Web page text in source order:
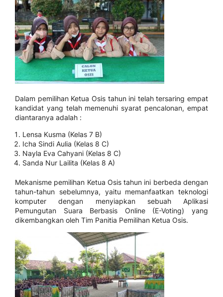
Dalam pemilihan Ketua Osis tahun ini telah tersaring empat
kandidat yang telah memenuhi syarat pencalonan, empat
diantaranya adalah :
Lensa Kusma (Kelas 7 B)
Icha Sindi Aulia (Kelas 8 C)
Nayla Eva Cahyani (Kelas 8 C)
Sanda Nur Lailita (Kelas 8 A)
Mekanisme pemilihan Ketua Osis tahun ini berbeda dengan
tahun-tahun sebelumnya, yaitu memanfaatkan teknologi
komputer dengan menyiapkan sebuah Aplikasi
Pemungutan Suara Berbasis Online (E-Voting) yang
dikembangkan oleh Tim Panitia Pemilihan Ketua Osis.